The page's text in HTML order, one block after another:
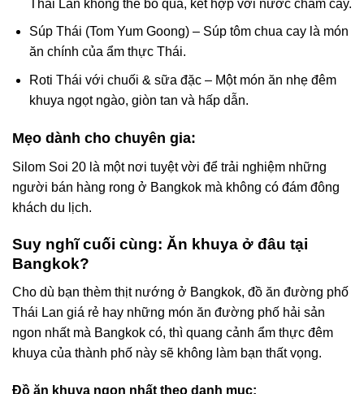
Thái Lan không thể bỏ qua, kết hợp với nước chấm cay.
Súp Thái (Tom Yum Goong) – Súp tôm chua cay là món
ăn chính của ẩm thực Thái.
Roti Thái với chuối & sữa đặc – Một món ăn nhẹ đêm
khuya ngọt ngào, giòn tan và hấp dẫn.
Mẹo dành cho chuyên gia:
Silom Soi 20 là một nơi tuyệt vời để trải nghiệm những
người bán hàng rong ở Bangkok mà không có đám đông
khách du lịch.
Suy nghĩ cuối cùng: Ăn khuya ở đâu tại
Bangkok?
Cho dù bạn thèm thịt nướng ở Bangkok, đồ ăn đường phố
Thái Lan giá rẻ hay những món ăn đường phố hải sản
ngon nhất mà Bangkok có, thì quang cảnh ẩm thực đêm
khuya của thành phố này sẽ không làm bạn thất vọng.
Đồ ăn khuya ngon nhất theo danh mục: